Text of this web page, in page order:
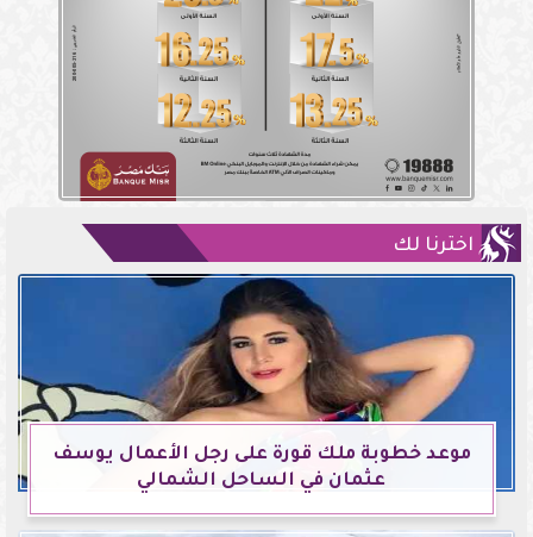
اخترنا لك
موعد خطوبة ملك قورة على رجل الأعمال يوسف
عثمان في الساحل الشمالي